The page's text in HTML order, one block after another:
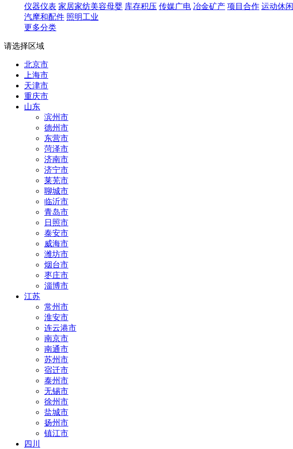
仪器仪表 家居家纺美容母婴 库存积压 传媒广电 冶金矿产 项目合作 运动休闲
汽摩和配件 照明工业
更多分类
请选择区域
北京市
上海市
天津市
重庆市
山东
滨州市
德州市
东营市
菏泽市
济南市
济宁市
莱芜市
聊城市
临沂市
青岛市
日照市
泰安市
威海市
潍坊市
烟台市
枣庄市
淄博市
江苏
常州市
淮安市
连云港市
南京市
南通市
苏州市
宿迁市
泰州市
无锡市
徐州市
盐城市
扬州市
镇江市
四川